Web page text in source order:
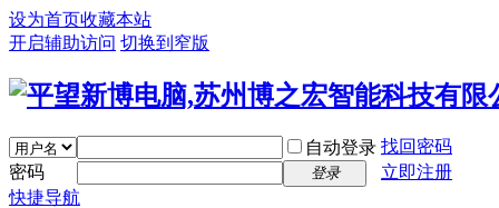
设为首页收藏本站
开启辅助访问 切换到窄版
自动登录 找回密码
密码
登录
立即注册
快捷导航